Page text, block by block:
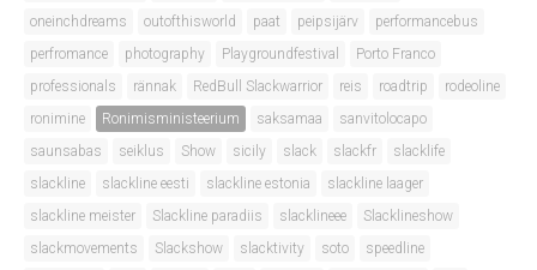
oneinchdreams
outofthisworld paat peipsijärv
performancebus
perfromance
photography Playgroundfestival
Porto Franco
professionals
rännak RedBull Slackwarrior reis roadtrip
rodeoline
ronimine
Ronimisministeerium saksamaa
sanvitolocapo
saunsabas
seiklus Show sicily slack slackfr
slacklife
slackline
slackline eesti slackline estonia
slackline laager
slackline meister
Slackline paradiis slacklineee
Slacklineshow
slackmovements
Slackshow slacktivity soto
speedline